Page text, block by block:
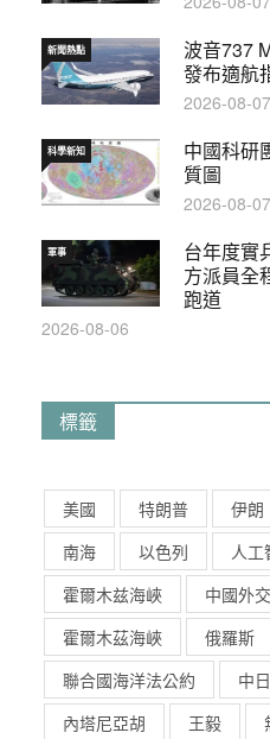
波音737
發布適航
新聞熱點
2026-08-07
中國科研
質圖
科學新知
2026-08-07
台年度實
方派員全
跑道
軍事
2026-08-06
標籤
美國 特朗普 伊朗
南海
以色列 人工
霍爾木兹海峽
中國外
霍爾木茲海峽
俄羅斯
聯合國海洋法公約
中
內塔尼亞胡
王毅